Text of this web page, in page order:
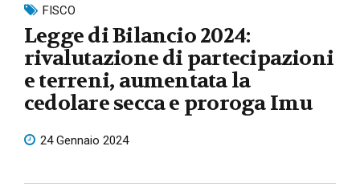
FISCO
Legge di Bilancio 2024:
rivalutazione di partecipazioni
e terreni, aumentata la
cedolare secca e proroga Imu
24 Gennaio 2024